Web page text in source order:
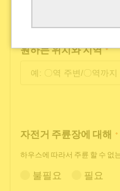
원하는 위치와 지역 *
자전거 주륜장에 대해 *
하우스에 따라서 주륜 할 수 없
불필요 필요